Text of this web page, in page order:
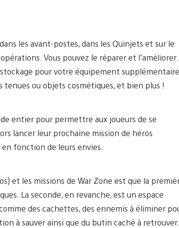
les avant-postes, dans les Quinjets et sur le
Vous pouvez le réparer et
pour votre équipement
ou objets cosmétiques, et bien plus !
entier pour permettre aux joueurs de se
lancer leur prochaine mission de héros
fonction de leurs envies.
et les missions de War Zone est que la
La seconde, en revanche, est un espace
des cachettes, des ennemis à éliminer
à sauver ainsi que du butin caché à retrouver.